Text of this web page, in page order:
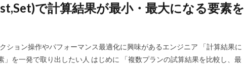
で計算結果が最小・最大になる要素を
ション操作やパフォーマンス最適化に興味があるエンジニア 「計算結果に
を一発で取り出したい人 はじめに 「複数プランの試算結果を比較し、最